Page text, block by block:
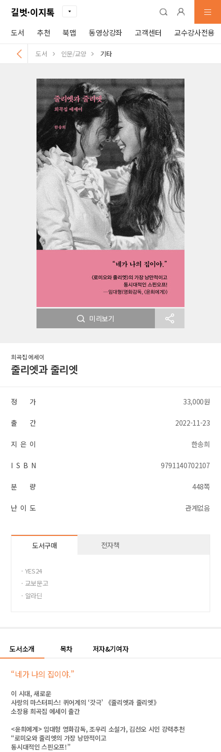
길벗·이지톡
도서 추천 북맵 동영상강좌 고객센터 교수강사전용
도서 인문/교양 기타
미리보기
희곡집 에세이
줄리엣과 줄리엣
정 가 33,000원
출 간 2022-11-23
지 은 이 한송희
I S B N 9791140702107
분 량 448쪽
난 이 도 관계없음
도서구매 전자책
· YES24
· 교보문고
· 알라딘
도서소개 목차 저자&기여자
“네가 나의 집이야.”
이 시대, 새로운
사랑의 마스터피스! 퀴어계의 ‘갓극’ 《줄리엣과 줄리엣》
소장용 희곡집 에세이 출간
<윤희에게> 임대형 영화감독, 조우리 소설가, 김선오 시인 강력추천
“로미오와 줄리엣의 가장 낭만적이고
동시대적인 스핀오프!”